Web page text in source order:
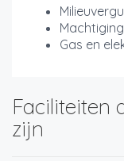
Gas en
Faciliteiten
zijn